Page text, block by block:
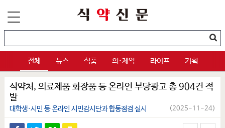
전체 뉴스 식품 의·제약 라이프 기획
식약처, 의료제품 화장품 등 온라인 부당광고 총 904건 적
발
대학생·시민 등 온라인 시민감시단과 합동점검 실시 (2025-11-24)